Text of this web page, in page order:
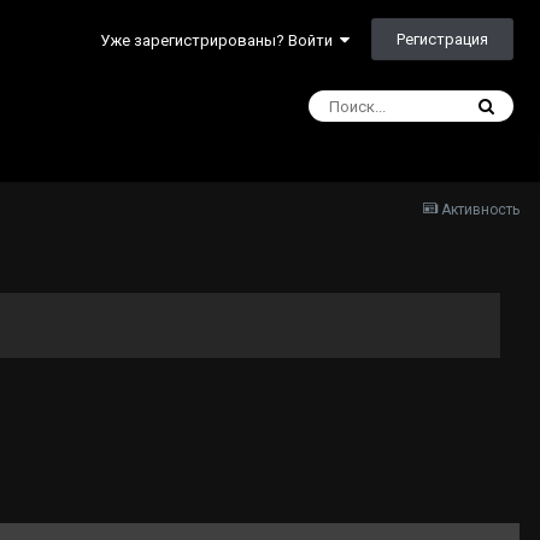
Уже зарегистрированы? Войти Регистрация
Активность